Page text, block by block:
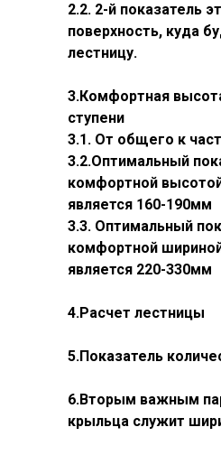
2.2. 2-й показатель
поверхность, куда
лестницу.
3.Комфортная
ступени
3.1. От общего к
3.2.Оптимальный
комфортной
является 160-190мм
3.3. Оптимальный
комфортной
является 220-330мм
4.Расчет лестницы
5.Показатель
6.Вторым важным
крыльца служит